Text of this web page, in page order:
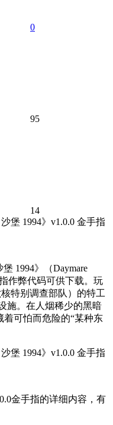
0
95
14
1994》（Daymare
指作弊代码可供下载。玩
特别调查部队）的特工
施。在人烟稀少的黑暗
可怕而危险的“某种东
金手指的详细内容，有